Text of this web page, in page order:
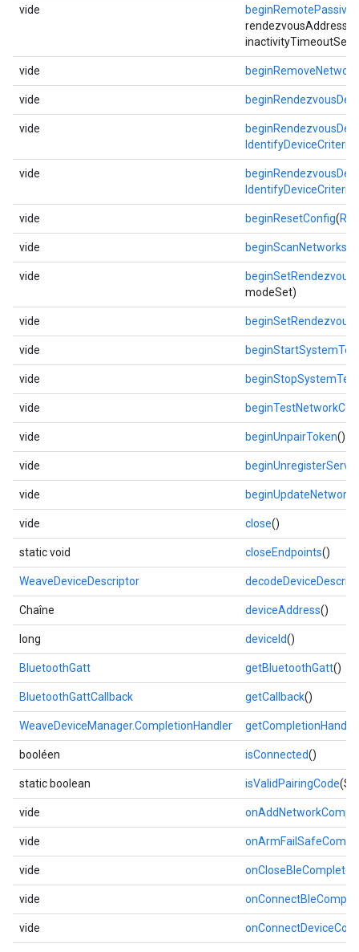
vide
rendezvousAddress,
inactivityTimeoutSec)
vide beginRemoveNetwork
vide
vide
IdentifyDeviceCriteria
vide
IdentifyDeviceCriteria
vide beginResetConfig(
vide beginScanNetworks
vide
modeSet)
vide
vide
vide beginStopSystemTest
vide
vide beginUnpairToken()
vide
vide beginUpdateNetwork
vide close()
static void closeEndpoints()
WeaveDeviceDescriptor
Chaîne deviceAddress()
long deviceId()
BluetoothGatt getBluetoothGatt()
BluetoothGattCallback getCallback()
WeaveDeviceManager.CompletionHandler getCompletionHandler
booléen isConnected()
static boolean isValidPairingCode
vide
vide
vide onCloseBleComplete
vide
vide